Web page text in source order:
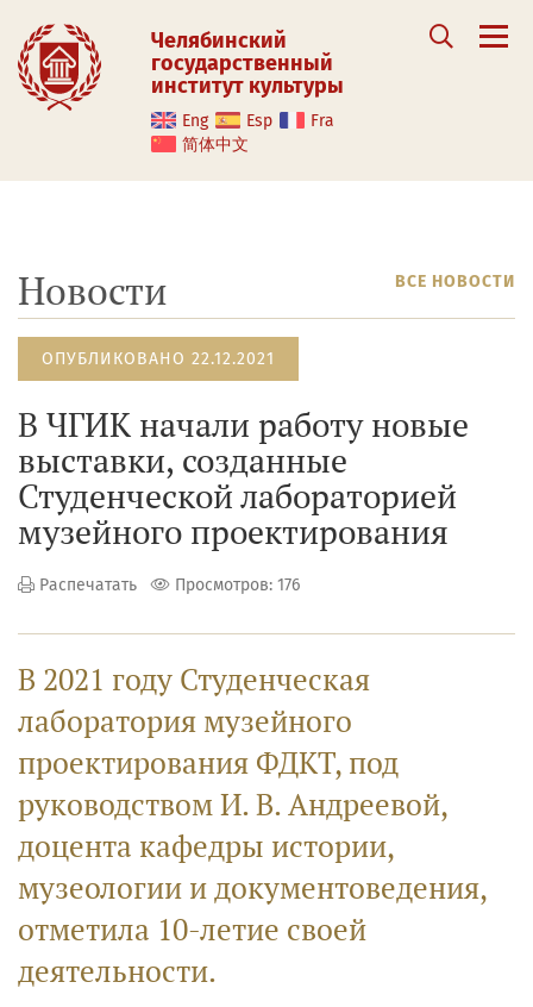
Челябинский
государственный
институт культуры
Eng Esp
Fra
简体中文
Новости ВСЕ НОВОСТИ
ОПУБЛИКОВАНО 22.12.2021
В ЧГИК начали работу новые
выставки, созданные
Студенческой лабораторией
музейного проектирования
Распечатать Просмотров: 176
В 2021 году Студенческая
лаборатория музейного
проектирования ФДКТ, под
руководством И. В. Андреевой,
доцента кафедры истории,
музеологии и документоведения,
отметила 10-летие своей
деятельности.